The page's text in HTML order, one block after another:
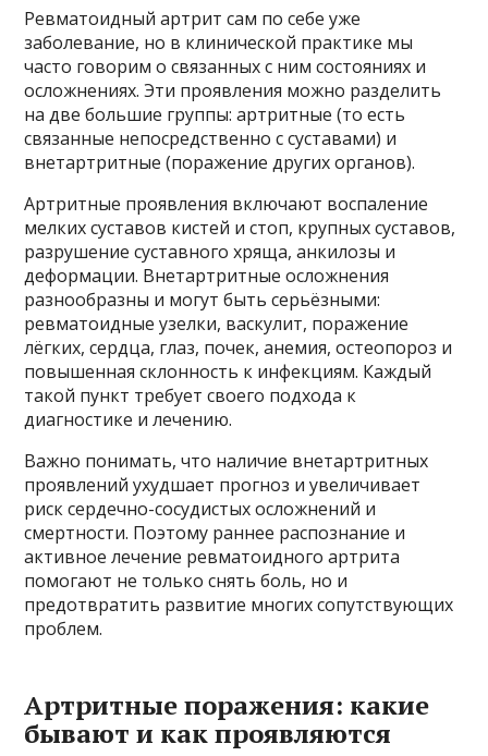
Ревматоидный артрит сам по себе уже
заболевание, но в клинической практике мы
часто говорим о связанных с ним состояниях и
осложнениях. Эти проявления можно разделить
на две большие группы: артритные (то есть
связанные непосредственно с суставами) и
внетартритные (поражение других органов).
Артритные проявления включают воспаление
мелких суставов кистей и стоп, крупных суставов,
разрушение суставного хряща, анкилозы и
деформации. Внетартритные осложнения
разнообразны и могут быть серьёзными:
ревматоидные узелки, васкулит, поражение
лёгких, сердца, глаз, почек, анемия, остеопороз и
повышенная склонность к инфекциям. Каждый
такой пункт требует своего подхода к
диагностике и лечению.
Важно понимать, что наличие внетартритных
проявлений ухудшает прогноз и увеличивает
риск сердечно-сосудистых осложнений и
смертности. Поэтому раннее распознание и
активное лечение ревматоидного артрита
помогают не только снять боль, но и
предотвратить развитие многих сопутствующих
проблем.
Артритные поражения: какие
бывают и как проявляются